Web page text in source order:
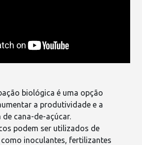
biológica é uma opção
a produtividade e a
cana-de-açúcar.
podem ser utilizados de
inoculantes, fertilizantes